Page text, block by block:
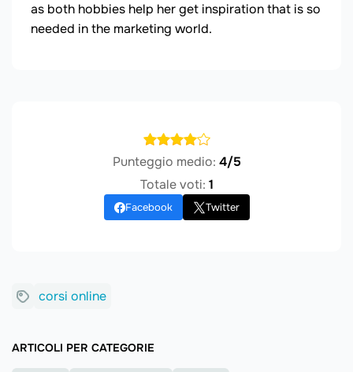
as both hobbies help her get inspiration that is so
needed in the marketing world.
Punteggio medio: 4/5
Totale voti: 1
Facebook Twitter
corsi online
ARTICOLI PER CATEGORIE